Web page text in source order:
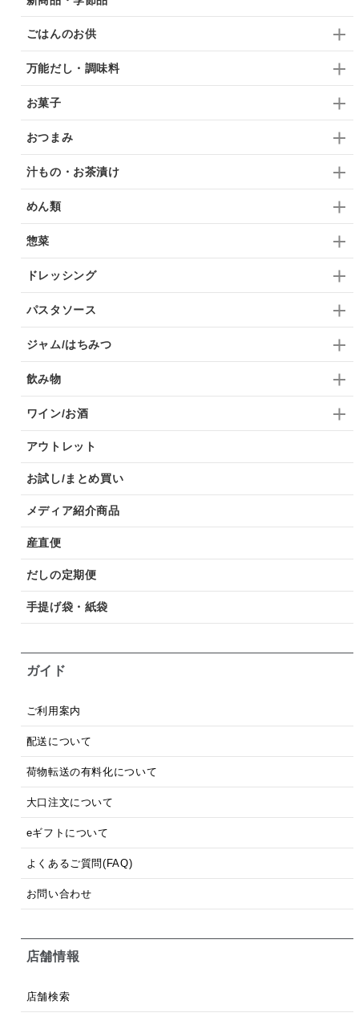
ごはんのお供
万能だし・調味料
お菓子
おつまみ
汁もの・お茶漬け
めん類
惣菜
ドレッシング
パスタソース
ジャム/はちみつ
飲み物
ワイン/お酒
アウトレット
お試し/まとめ買い
メディア紹介商品
産直便
だしの定期便
手提げ袋・紙袋
ガイド
ご利用案内
配送について
荷物転送の有料化について
大口注文について
eギフトについて
よくあるご質問(FAQ)
お問い合わせ
店舗情報
店舗検索